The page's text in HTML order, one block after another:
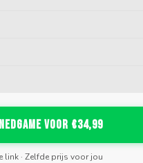
voor €34,99
link · Zelfde prijs voor jou